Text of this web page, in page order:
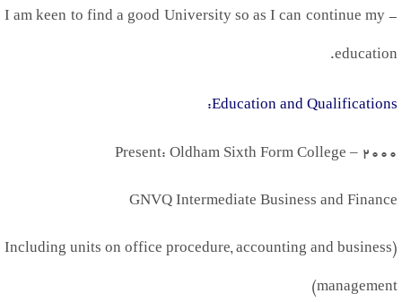
-
I am keen to find a good University so as I can continue my
education
.
Education and Qualifications
:
2000
–
Present: Oldham Sixth Form College
GNVQ Intermediate Business and Finance
(Including units on office procedure, accounting and business
management)